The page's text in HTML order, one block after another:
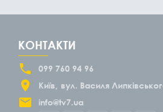
КОНТАКТИ
099 760 94 96
Київ
вул. Василя
info@tv7.ua